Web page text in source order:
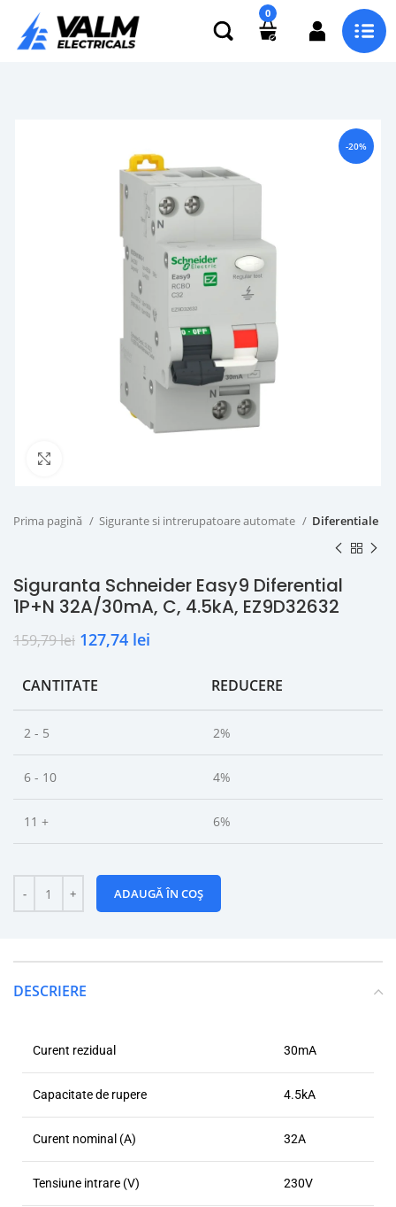
0
-20%
Prima pagină Sigurante si intrerupatoare automate Diferentiale
Siguranta Schneider Easy9 Diferential
1P+N 32A/30mA, C, 4.5kA, EZ9D32632
159,79lei 127,74 lei
CANTITATE REDUCERE
2 - 5 2%
6 - 10 4%
11 + 6%
ADAUGĂ ÎN COȘ
DESCRIERE
Curent rezidual 30mA
Capacitate de rupere 4.5kA
Curent nominal (A) 32A
Tensiune intrare (V) 230V